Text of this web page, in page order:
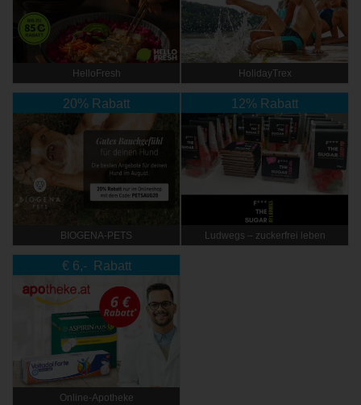
HelloFresh HolidayTrex
20% Rabatt
BIOGENA-PETS
12% Rabatt
Ludwegs – zuckerfrei leben
€ 6,- Rabatt
Online‑Apotheke